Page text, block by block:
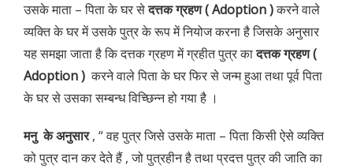
उसके माता – पिता के घर सेदत्तक ग्रहण ( Adoption )करने वाले
व्यक्ति के घर में उसके पुत्र के रूप में नियोज करना है जिसके अनुसार
यह समझा जाता है कि दत्तक ग्रहण में ग्रहीत पुत्र कादत्तक ग्रहण (
Adoption ) करने वाले पिता के घर फिर से जन्म हुआ तथा पूर्व पिता
के घर से उसका सम्बन्ध विच्छिन्न हो गया है ।
मनु के अनुसार, “ वह पुत्र जिसे उसके माता – पिता किसी ऐसे व्यक्ति
को पुत्र दान कर देते हैं , जो पुत्रहीन है तथा प्रदत्त पुत्र की जाति का